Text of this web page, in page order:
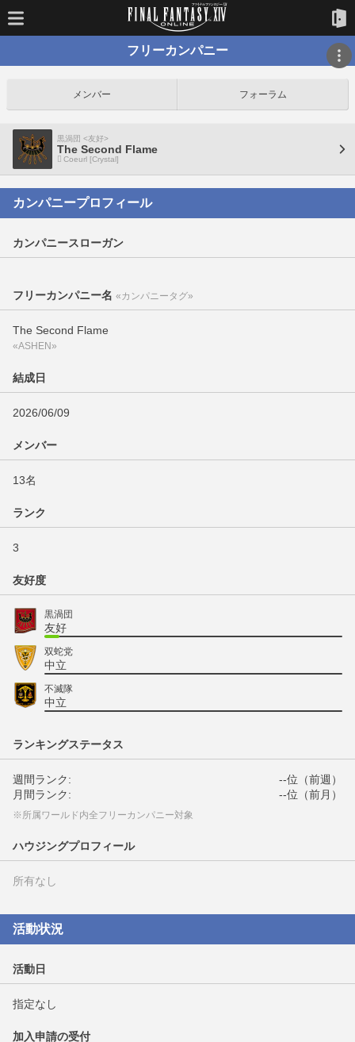
フリーカンパニー
メンバー フォーラム
黒渦団 <友好>
The Second Flame
Coeurl [Crystal]
カンパニープロフィール
カンパニースローガン
フリーカンパニー名 «カンパニータグ»
The Second Flame
«ASHEN»
結成日
2026/06/09
メンバー
13名
ランク
3
友好度
黒渦団
友好
双蛇党
中立
不滅隊
中立
ランキングステータス
週間ランク:
--位（前週）
月間ランク:
--位（前月）
※所属ワールド内全フリーカンパニー対象
ハウジングプロフィール
所有なし
活動状況
活動日
指定なし
加入申請の受付